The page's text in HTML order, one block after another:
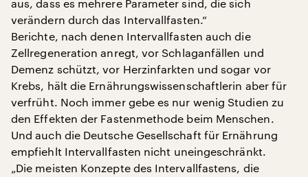
aus, dass es mehrere Parameter sind, die sich
verändern durch das Intervallfasten.“
Berichte, nach denen Intervallfasten auch die
Zellregeneration anregt, vor Schlaganfällen und
Demenz schützt, vor Herzinfarkten und sogar vor
Krebs, hält die Ernährungswissenschaftlerin aber für
verfrüht. Noch immer gebe es nur wenig Studien zu
den Effekten der Fastenmethode beim Menschen.
Und auch die Deutsche Gesellschaft für Ernährung
empfiehlt Intervallfasten nicht uneingeschränkt.
„Die meisten Konzepte des Intervallfastens, die